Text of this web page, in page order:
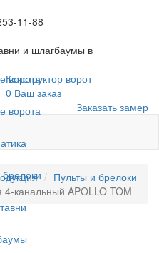
ворота
ворота
11-88
и шлагбаумы в
Конструктор ворот
0 Ваш заказ
Заказать замер
Пульты и брелоки
4-канальный APOLLO TOM